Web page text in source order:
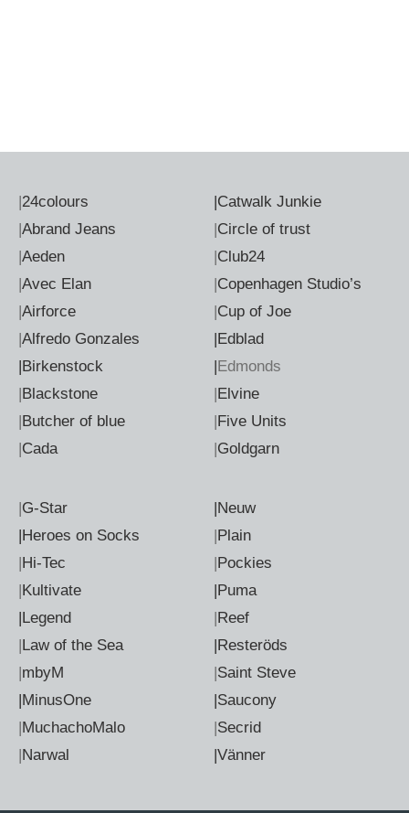
|24colours
|Abrand Jeans
|Aeden
|Avec Elan
|Airforce
|Alfredo Gonzales
|Birkenstock
|Blackstone
|Butcher of blue
|Cada
|Catwalk Junkie
|Circle of trust
|Club24
|Copenhagen Studio’s
|Cup of Joe
|Edblad
|Edmonds
|Elvine
|Five Units
|Goldgarn
|G-Star
|Heroes on Socks
|Hi-Tec
|Kultivate
|Legend
|Law of the Sea
|mbyM
|MinusOne
|MuchachoMalo
|Narwal
|Neuw
|Plain
|Pockies
|Puma
|Reef
|Resteröds
|Saint Steve
|Saucony
|Secrid
|Vänner